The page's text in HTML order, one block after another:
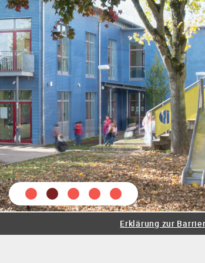
Schüler Sozialarbeiter Schulseelsorge
Werkrealschule
Erklärung zur